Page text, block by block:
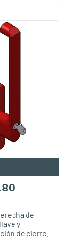
de
y
de cierre.